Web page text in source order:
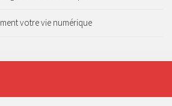
votre vie numérique